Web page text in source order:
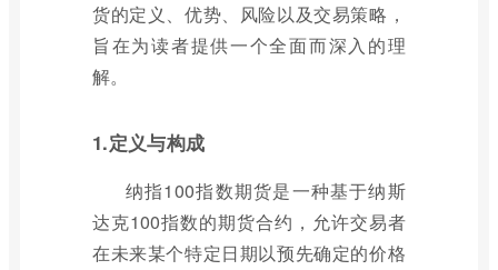
货的定义、优势、风险以及交易策略，
旨在为读者提供一个全面而深入的理
解。
1.定义与构成
纳指100指数期货是一种基于纳斯
达克100指数的期货合约，允许交易者
在未来某个特定日期以预先确定的价格